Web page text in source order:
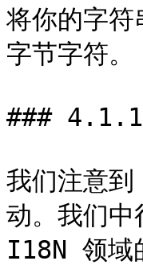
将你的字符
字节字符。
###
我们注意
动。我们中
I18N 领域